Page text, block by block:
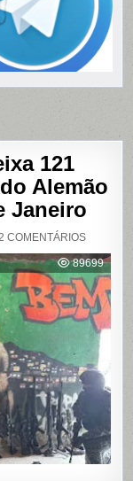
121
Alemão
Janeiro
COMENTÁRIOSEM
POLICIAL
DEIXA
121
MORTOS
NOS
DO
ALEMÃO
PENHA,
NO
RIO
89699